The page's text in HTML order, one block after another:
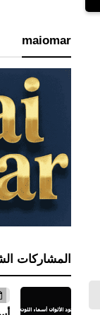
maiomar
المشاركات